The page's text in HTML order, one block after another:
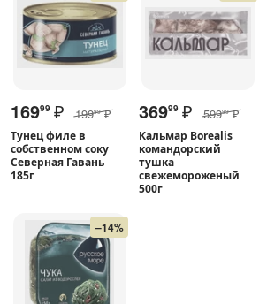
16999 ₽ 19999 ₽
Тунец филе в
собственном соку
Северная Гавань
185г
36999 ₽ 59999 ₽
Кальмар Borealis
командорский
тушка
свежемороженый
500г
–14%